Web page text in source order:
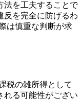
法を工夫することで
反を完全に防げるわ
は慎重な判断が求
税の雑所得として
れる可能性がござい